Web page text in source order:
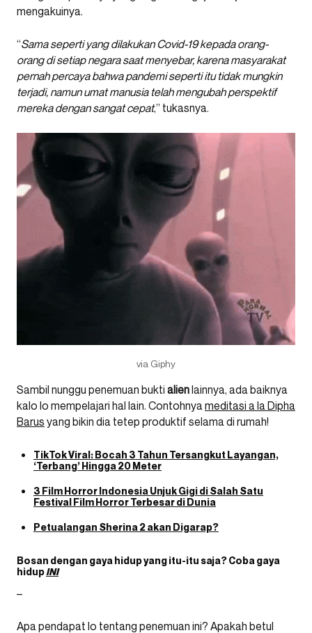
mengakuinya.
“Sama seperti yang dilakukan Covid-19 kepada orang-
orang di setiap negara saat menyebar, karena masyarakat
pernah percaya bahwa pandemi seperti itu tidak mungkin
terjadi, namun umat manusia telah mengubah perspektif
mereka dengan sangat cepat,” tukasnya.
via Giphy
Sambil nunggu penemuan bukti alienlainnya, ada baiknya
kalo lo mempelajari hal lain. Contohnyameditasi a la Dipha
Barus yang bikin dia tetep produktif selama di rumah!
TikTok Viral: Bocah 3 Tahun Tersangkut Layangan,
‘Terbang’ Hingga 20 Meter
3 Film Horror Indonesia Unjuk Gigi di Salah Satu
Festival Film Horror Terbesar di Dunia
Petualangan Sherina 2 akan Digarap?
Bosan dengan gaya hidup yang itu-itu saja? Coba gaya
hidupINI
–
Apa pendapat lo tentang penemuan ini? Apakah betul